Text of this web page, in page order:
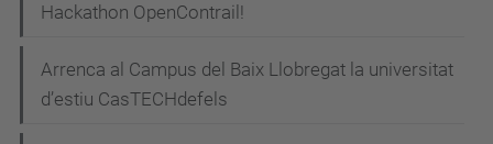
Hackathon OpenContrail!
Arrenca al Campus del Baix Llobregat la universitat
d’estiu CasTECHdefels